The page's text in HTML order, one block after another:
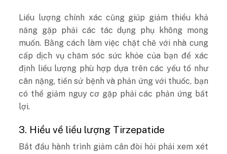
Liều lượng chính xác cũng giúp giảm thiểu khả
năng gặp phải các tác dụng phụ không mong
muốn. Bằng cách làm việc chặt chẽ với nhà cung
cấp dịch vụ chăm sóc sức khỏe của bạn để xác
định liều lượng phù hợp dựa trên các yếu tố như
cân nặng, tiền sử bệnh và phản ứng với thuốc, bạn
có thể giảm nguy cơ gặp phải các phản ứng bất
lợi.
3. Hiểu về liều lượng Tirzepatide
Bắt đầu hành trình giảm cân đòi hỏi phải xem xét